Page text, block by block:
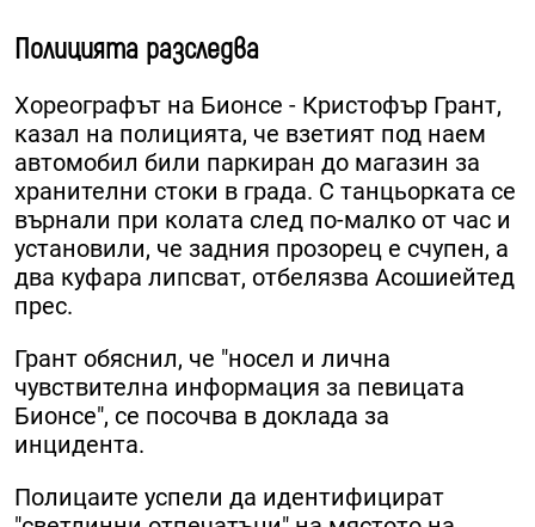
Полицията разследва
Хореографът на Бионсе - Кристофър Грант,
казал на полицията, че взетият под наем
автомобил били паркиран до магазин за
хранителни стоки в града. С танцьорката се
върнали при колата след по-малко от час и
установили, че задния прозорец е счупен, а
два куфара липсват, отбелязва Асошиейтед
прес.
Грант обяснил, че "носел и лична
чувствителна информация за певицата
Бионсе", се посочва в доклада за
инцидента.
Полицаите успели да идентифицират